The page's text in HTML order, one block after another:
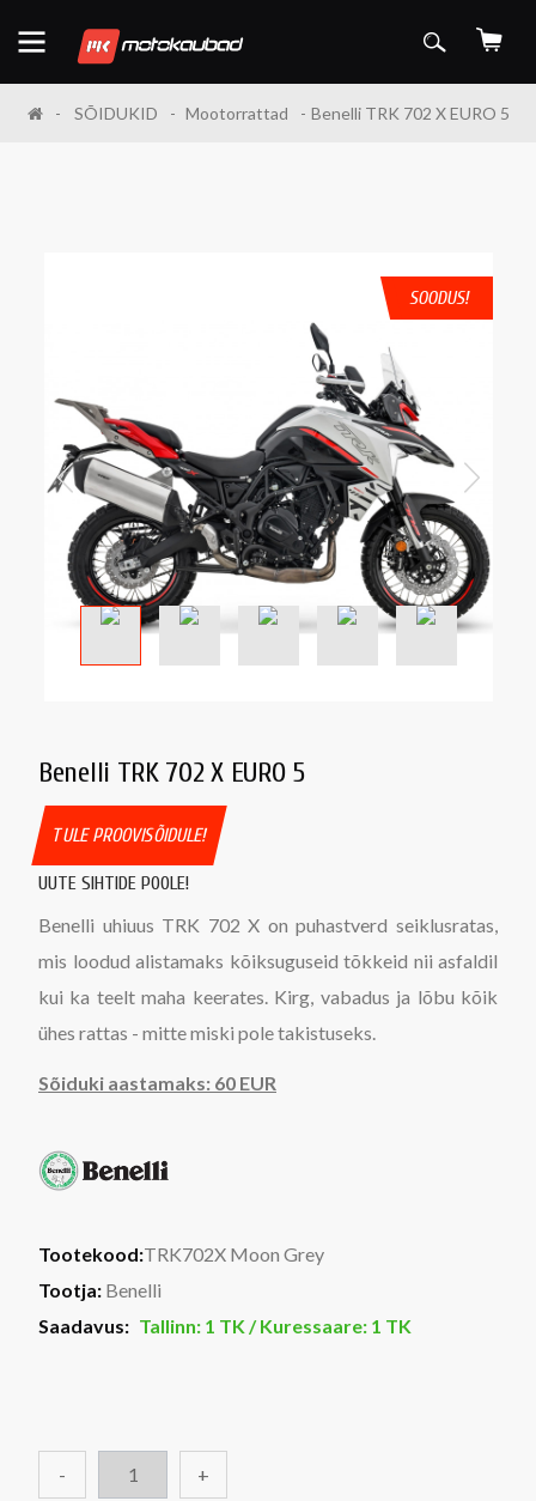
SÕIDUKID Mootorrattad Benelli TRK 702 X EURO 5
SOODUS!
Benelli TRK 702 X EURO 5
TULE PROOVISÕIDULE!
UUTE SIHTIDE POOLE!
Benelli uhiuus TRK 702 X on puhastverd seiklusratas,
mis loodud alistamaks kõiksuguseid tõkkeid nii asfaldil
kui ka teelt maha keerates. Kirg, vabadus ja lõbu kõik
ühes rattas - mitte miski pole takistuseks.
Sõiduki aastamaks: 60 EUR
Tootekood:TRK702X Moon Grey
Tootja: Benelli
Saadavus: Tallinn: 1 TK / Kuressaare: 1 TK
- +